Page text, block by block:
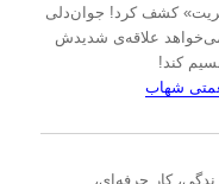
کشف کرد! جوان‌دلی
علاقه‌ی شدیدش
کند!
شهاب
،کار حرفه‌ای،